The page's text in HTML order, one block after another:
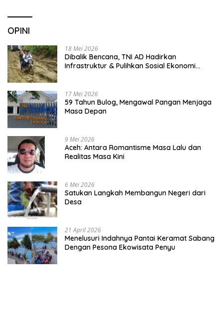
OPINI
18 Mei 2026
Dibalik Bencana, TNI AD Hadirkan
Infrastruktur & Pulihkan Sosial Ekonomi
17 Mei 2026
59 Tahun Bulog, Mengawal Pangan Menjaga
Masa Depan
9 Mei 2026
Aceh: Antara Romantisme Masa Lalu dan
Realitas Masa Kini
6 Mei 2026
Satukan Langkah Membangun Negeri dari
Desa
21 April 2026
Menelusuri Indahnya Pantai Keramat Sabang
Dengan Pesona Ekowisata Penyu